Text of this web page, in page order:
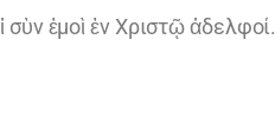
ἐμοὶ ἐν Χριστῷ ἀδελφοί.